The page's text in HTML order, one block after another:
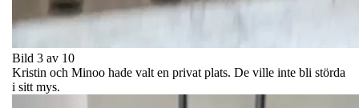
Bild 3 av 10
Kristin och Minoo hade valt en privat plats. De ville inte bli störda
i sitt mys.